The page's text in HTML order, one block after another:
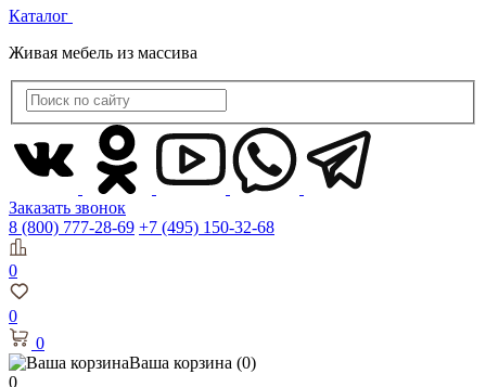
Каталог
Живая мебель из массива
Заказать звонок
8 (800) 777-28-69 +7 (495) 150-32-68
0
0
0
Ваша корзина (0)
0